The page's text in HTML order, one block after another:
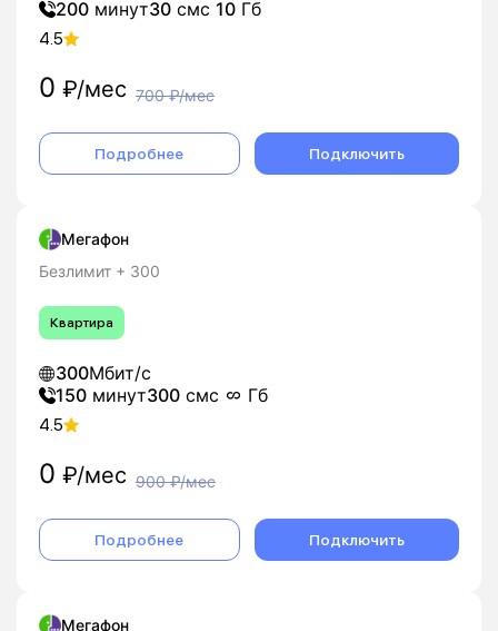
200 минут30 смс 10 Гб
4.5
0 ₽/мес 700₽/мес
Подробнее Подключить
Мегафон
Безлимит + 300
Квартира
300Мбит/с
150 минут300 смс Гб
4.5
0 ₽/мес 900₽/мес
Подробнее Подключить
Мегафон